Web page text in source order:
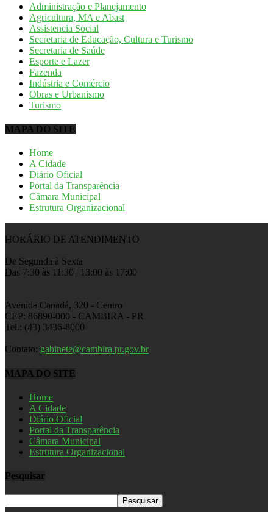
Administração e Planejamento
Agricultura, MA e Abast
Assistencia Social
Secretaria de Educação, Cultura e Turismo
Secretaria de Saúde
Esporte e Lazer
Fazenda
Indústria e Comércio
Obras e Urbanismo
Turismo
MAPA DO SITE
Home
A Cidade
Diário Oficial
Portal da Transparência
Câmara Municipal
Estrutura Organizacional
HORÁRIO DE ATENDIMENTO
De Segunda à Sexta
Das 7:30 às 11:30 | 13:00 às 17:00
Avenida Canadá, 320 - Centro
CEP: 86890-000 - CAMBIRA - PR
Tel.: (43) 3436-8000
Contato: gabinete@cambira.pr.gov.br
MAPA DO SITE
Home
A Cidade
Diário Oficial
Portal da Transparência
Câmara Municipal
Estrutura Organizacional
Pesquisar